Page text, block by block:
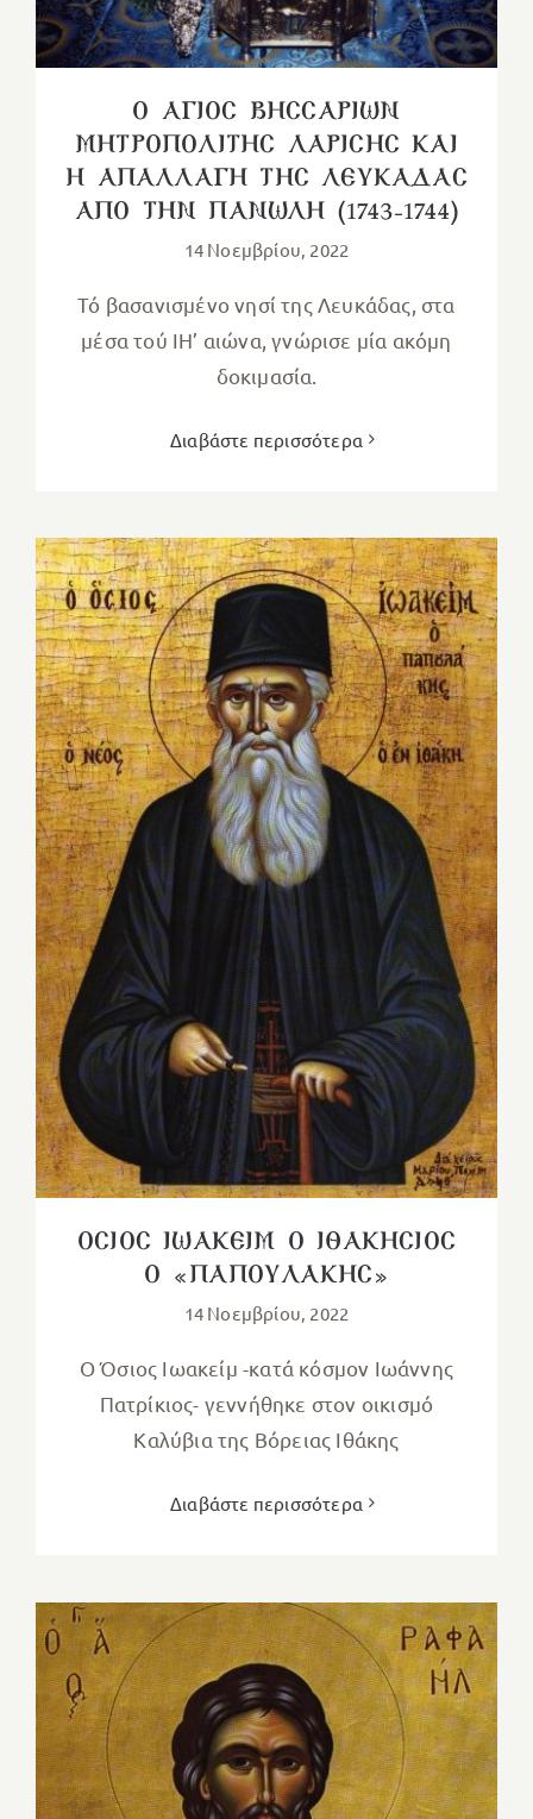
Ο ΑΓΙΟΣ ΒΗΣΣΑΡΙΩΝ
ΜΗΤΡΟΠΟΛΙΤΗΣ ΛΑΡΙΣΗΣ ΚΑΙ
Η ΑΠΑΛΛΑΓΗ ΤΗΣ ΛΕΥΚΑΔΑΣ
ΑΠΟ ΤΗΝ ΠΑΝΩΛΗ (1743-1744)
14 Νοεμβρίου, 2022
Τό βασανισμένο νησί της Λευκάδας, στα
μέσα τού ΙΗ’ αιώνα, γνώρισε μία ακόμη
δοκιμασία.
Διαβάστε περισσότερα
ΟΣΙΟΣ ΙΩΑΚΕΙΜ Ο ΙΘΑΚΗΣΙΟΣ
Ο «ΠΑΠΟΥΛΑΚΗΣ»
14 Νοεμβρίου, 2022
Ο Όσιος Ιωακείμ -κατά κόσμον Ιωάννης
Πατρίκιος- γεννήθηκε στον οικισμό
Καλύβια της Βόρειας Ιθάκης
Διαβάστε περισσότερα